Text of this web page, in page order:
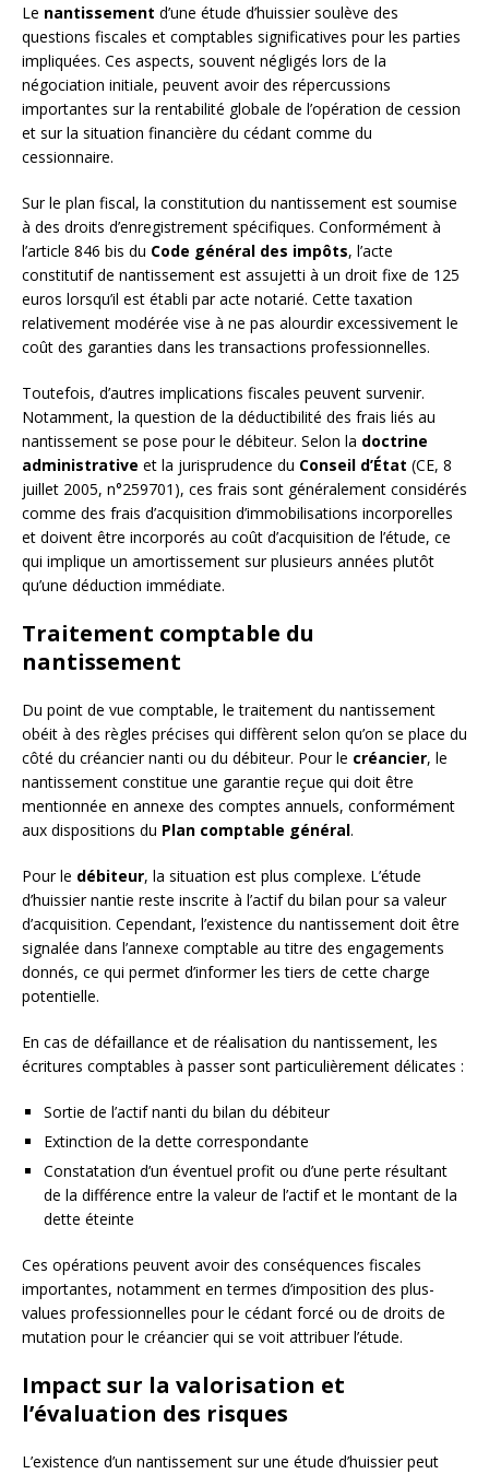
Le nantissement d’une étude d’huissier soulève des
questions fiscales et comptables significatives pour les parties
impliquées. Ces aspects, souvent négligés lors de la
négociation initiale, peuvent avoir des répercussions
importantes sur la rentabilité globale de l’opération de cession
et sur la situation financière du cédant comme du
cessionnaire.
Sur le plan fiscal, la constitution du nantissement est soumise
à des droits d’enregistrement spécifiques. Conformément à
l’article 846 bis du Code général des impôts, l’acte
constitutif de nantissement est assujetti à un droit fixe de 125
euros lorsqu’il est établi par acte notarié. Cette taxation
relativement modérée vise à ne pas alourdir excessivement le
coût des garanties dans les transactions professionnelles.
Toutefois, d’autres implications fiscales peuvent survenir.
Notamment, la question de la déductibilité des frais liés au
nantissement se pose pour le débiteur. Selon la doctrine
administrative et la jurisprudence du Conseil d’État (CE, 8
juillet 2005, n°259701), ces frais sont généralement considérés
comme des frais d’acquisition d’immobilisations incorporelles
et doivent être incorporés au coût d’acquisition de l’étude, ce
qui implique un amortissement sur plusieurs années plutôt
qu’une déduction immédiate.
Traitement comptable du
nantissement
Du point de vue comptable, le traitement du nantissement
obéit à des règles précises qui diffèrent selon qu’on se place du
côté du créancier nanti ou du débiteur. Pour le créancier, le
nantissement constitue une garantie reçue qui doit être
mentionnée en annexe des comptes annuels, conformément
aux dispositions du Plan comptable général.
Pour le débiteur, la situation est plus complexe. L’étude
d’huissier nantie reste inscrite à l’actif du bilan pour sa valeur
d’acquisition. Cependant, l’existence du nantissement doit être
signalée dans l’annexe comptable au titre des engagements
donnés, ce qui permet d’informer les tiers de cette charge
potentielle.
En cas de défaillance et de réalisation du nantissement, les
écritures comptables à passer sont particulièrement délicates :
Sortie de l’actif nanti du bilan du débiteur
Extinction de la dette correspondante
Constatation d’un éventuel profit ou d’une perte résultant
de la différence entre la valeur de l’actif et le montant de la
dette éteinte
Ces opérations peuvent avoir des conséquences fiscales
importantes, notamment en termes d’imposition des plus-
values professionnelles pour le cédant forcé ou de droits de
mutation pour le créancier qui se voit attribuer l’étude.
Impact sur la valorisation et
l’évaluation des risques
L’existence d’un nantissement sur une étude d’huissier peut